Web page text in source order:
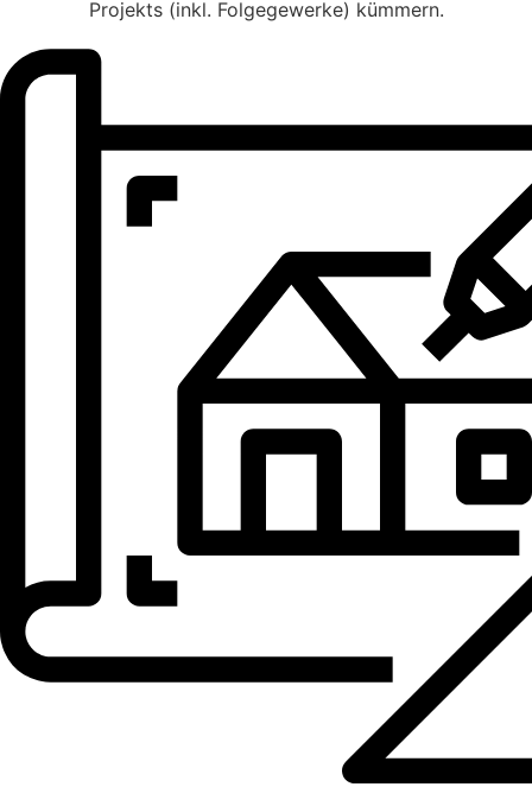
Projekts (inkl. Folgegewerke) kümmern.